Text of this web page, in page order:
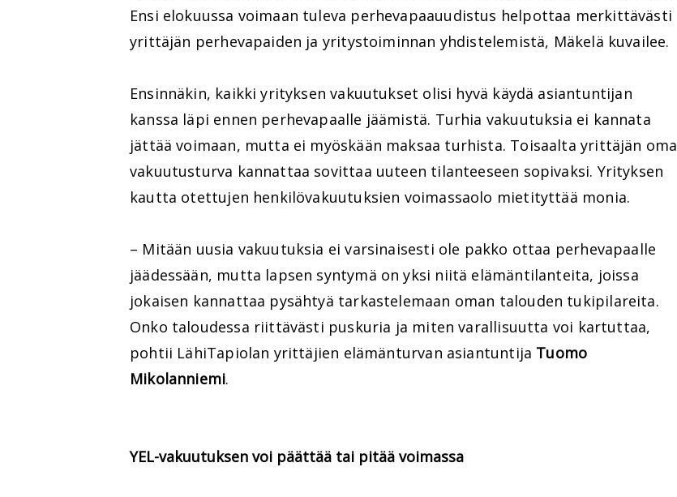
Ensi elokuussa voimaan tuleva perhevapaauudistus helpottaa merkittävästi
yrittäjän perhevapaiden ja yritystoiminnan yhdistelemistä, Mäkelä kuvailee.
Ensinnäkin, kaikki yrityksen vakuutukset olisi hyvä käydä asiantuntijan
kanssa läpi ennen perhevapaalle jäämistä. Turhia vakuutuksia ei kannata
jättää voimaan, mutta ei myöskään maksaa turhista. Toisaalta yrittäjän oma
vakuutusturva kannattaa sovittaa uuteen tilanteeseen sopivaksi. Yrityksen
kautta otettujen henkilövakuutuksien voimassaolo mietityttää monia.
– Mitään uusia vakuutuksia ei varsinaisesti ole pakko ottaa perhevapaalle
jäädessään, mutta lapsen syntymä on yksi niitä elämäntilanteita, joissa
jokaisen kannattaa pysähtyä tarkastelemaan oman talouden tukipilareita.
Onko taloudessa riittävästi puskuria ja miten varallisuutta voi kartuttaa,
pohtii LähiTapiolan yrittäjien elämänturvan asiantuntija Tuomo
Mikolanniemi.
YEL-vakuutuksen voi päättää tai pitää voimassa